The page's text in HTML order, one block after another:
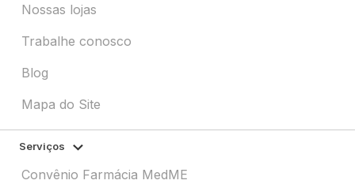
Nossas lojas
Trabalhe conosco
Blog
Mapa do Site
Serviços
Convênio Farmácia MedME